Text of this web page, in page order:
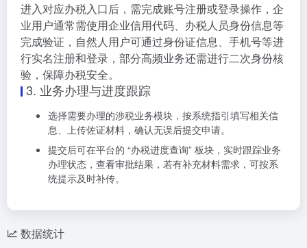
进入对应办税入口后，需完成账号注册或登录操作，企
业用户通常需使用企业信用代码、办税人员身份信息等
完成验证，自然人用户可通过身份证信息、手机号等进
行实名注册和登录，部分高频业务还需进行二次身份核
验，保障办税安全。
3. 业务办理与进度跟踪
选择需要办理的涉税业务模块，按系统指引填写相关信
息、上传佐证材料，确认无误后提交申请。
提交后可在平台的 “办税进度查询” 板块，实时跟踪业务
办理状态，查看审批结果，若有补充材料需求，可按系
统提示及时补传。
数据统计